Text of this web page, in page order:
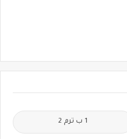
1 ب ترم 2